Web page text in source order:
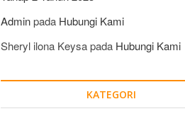
Adminpada Hubungi Kami
Sheryl ilona Keysapada Hubungi Kami
KATEGORI